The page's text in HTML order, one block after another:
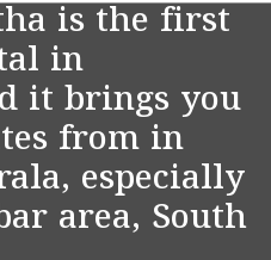
is the first
in
it brings you
from in
especially
area, South